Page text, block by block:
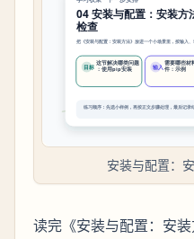
安装与配置：
读完《安装与配置：安